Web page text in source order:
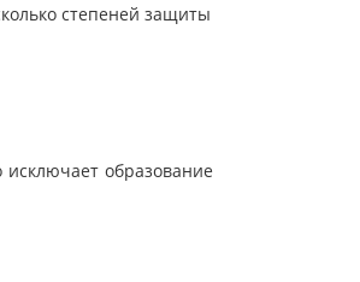
степеней защиты
образование